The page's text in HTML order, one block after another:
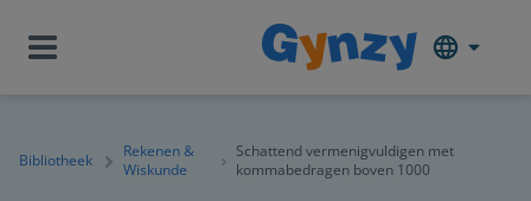
Bibliotheek
Rekenen &
Wiskunde
Schattend vermenigvuldigen met
kommabedragen boven 1000